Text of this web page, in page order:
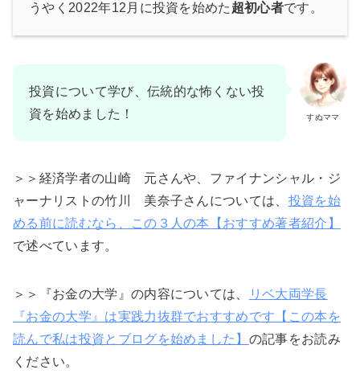
うやく2022年12月に投資を始めた 超初心者です。
すぬママ
投資について学び、伝統的な怖くない投
資を始めました！
＞＞経済学者の山崎 元さんや、ファイナンシャル・ジ
ャーナリストの竹川 美奈子さんについては、 投資を始
める前に読むなら、この３人の本【おすすめ著者紹介】
で述べています。
＞＞『お金の大学』の内容については、
リベ大両学長
『お金の大学』は実践力抜群でおすすめです【この本を
読んで私は投資とブログを始めました】 の記事をお読み
ください。